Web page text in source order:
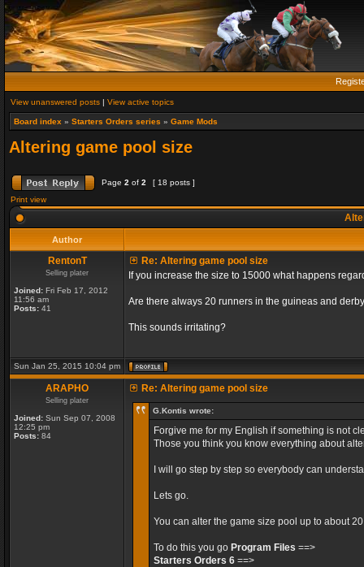
View unanswered posts | View active topics
Board index » Starters Orders series » Game Mods
Altering game pool size
Page 2 of 2
[ 18 posts ]
Print view
Author
RentonT
Selling plater
Joined: Fri Feb 17, 2012
11:56 am
Posts: 41
Re: Altering game pool size
If you increase the size to 15000 what happens
Are there always 20 runners in the guineas and
This sounds irritating?
Sun Jan 25, 2015 10:04 pm
ARAPHO
Selling plater
Joined: Sun Sep 07, 2008
12:25 pm
Posts: 84
Re: Altering game pool size
G.Kontis wrote:
Forgive me for my English if something is not
Those you think you know everything about
I will go step by step so everybody can
Lets go.
You can alter the game size pool up to about
To do this you go Program Files ==>
Starters Orders 6 ==>